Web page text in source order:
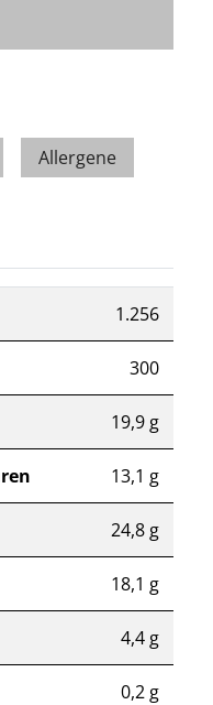
Allergene
1.256
300
19,9 g
13,1 g
24,8 g
18,1 g
4,4 g
0,2 g